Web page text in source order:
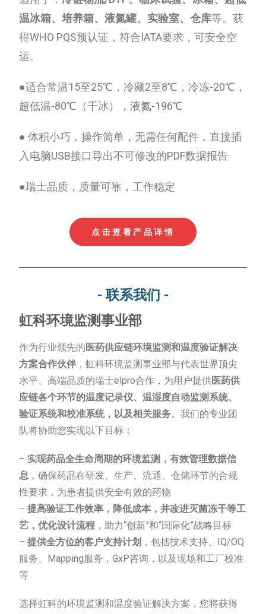
温冰箱、培养箱、液氮罐、实验室、仓库等。获
得WHO PQS预认证，符合IATA要求，可安全空
运。
●适合常温15至25℃，冷藏2至8℃，冷冻-20℃，
超低温-80℃（干冰），液氮-196℃
● 体积小巧，操作简单，无需任何配件，直接插
入电脑USB接口导出不可修改的PDF数据报告
●瑞士品质，质量可靠，工作稳定
点击查看产品详情
- 联系我们 -
虹科环境监测事业部
作为行业领先的 医药供应链环境监测和温度验证解决
方案合作伙伴 ，虹科环境监测事业部与代表世界顶尖
水平、高端品质的瑞士elpro合作，为用户提供医药供
应链各个环节的温度记录仪、温湿度自动监测系统、
验证系统和校准系统，以及相关服务。我们的专业团
队将协助您实现以下目标：
– 实现药品全生命周期的环境监测，有效管理数据信
息 ，确保药品在研发、生产、流通、仓储环节的合规
性要求，为患者提供安全有效的药物
–提高验证工作效率，降低成本，并改进灭菌冻干等工
艺，优化设计流程 ，助力“创新”和“国际化”战略目标
–提供全方位的客户支持计划 ，包括技术支持、IQ/OQ
服务、Mapping服务，GxP咨询，以及现场和工厂校准
等
选择虹科的环境监测和温度验证解决方案，您将获得